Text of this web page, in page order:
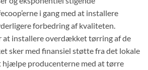
i gang med at installere
forbedring af kvaliteten.
installere overdækket tørring af de
sker med finansiel støtte fra det lokale
hjælpe producenterne med at tørre